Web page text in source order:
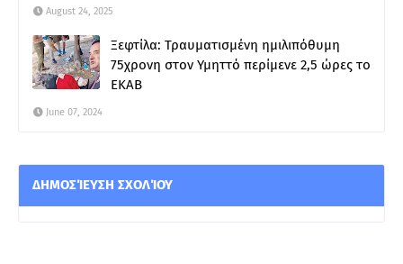
August 24, 2025
Ξεφτίλα: Τραυματισμένη ημιλιπόθυμη
75χρονη στον Υμηττό περίμενε 2,5 ώρες το
ΕΚΑΒ
June 07, 2024
ΔΗΜΟΣΊΕΥΣΗ ΣΧΟΛΊΟΥ